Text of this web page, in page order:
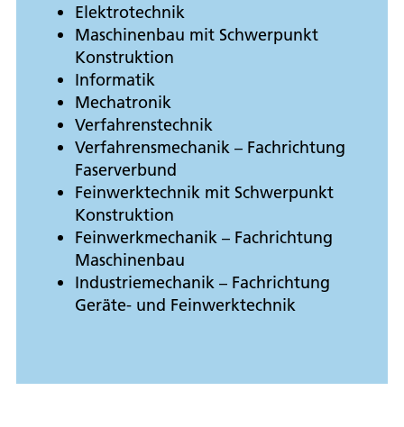
Elektrotechnik
Maschinenbau mit Schwerpunkt
Konstruktion
Informatik
Mechatronik
Verfahrenstechnik
Verfahrensmechanik – Fachrichtung
Faserverbund
Feinwerktechnik mit Schwerpunkt
Konstruktion
Feinwerkmechanik – Fachrichtung
Maschinenbau
Industriemechanik – Fachrichtung
Geräte- und Feinwerktechnik